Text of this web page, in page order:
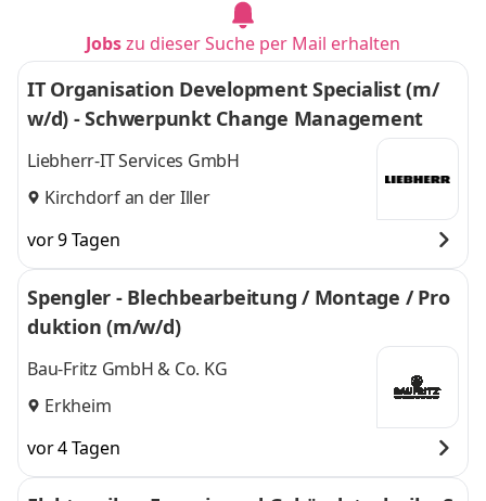
Jobszu dieser Suche per Mail erhalten
IT Organisation Development Specialist (m/
w/d) - Schwerpunkt Change Management
Liebherr-IT Services GmbH
Kirchdorf an der Iller
vor 9 Tagen
Spengler - Blechbearbeitung / Montage / Pro
duktion (m/w/d)
Bau-Fritz GmbH & Co. KG
Erkheim
vor 4 Tagen